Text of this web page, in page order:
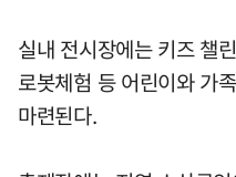
실내 전시장에는 키즈 챌
로봇체험 등 어린이와 가
마련된다.